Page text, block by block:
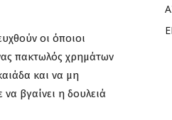
οι όποιοι
πακτωλός χρημάτων
και να μη
βγαίνει η δουλειά